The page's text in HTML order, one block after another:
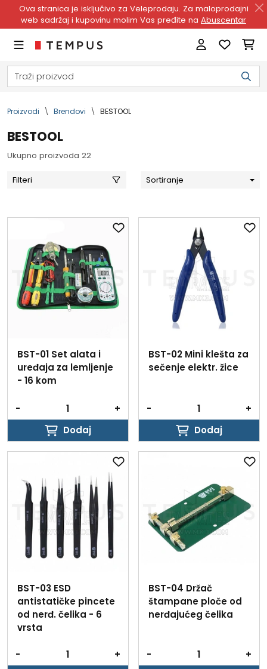
Ova stranica je isključivo za Veleprodaju. Za maloprodajni
web sadržaj i kupovinu molim Vas pređite na Abuscentar
Proizvodi Brendovi BESTOOL
BESTOOL
Ukupno proizvoda 22
Filteri Sortiranje
BST-01 Set alata i
uređaja za lemljenje
- 16 kom
-
+
Dodaj
Dodaj
BST-02 Mini klešta za
sečenje elektr. žice
-
+
Dodaj
Dodaj
BST-03 ESD
antistatičke pincete
od nerđ. čelika - 6
vrsta
-
+
BST-04 Držač
štampane ploče od
nerđajućeg čelika
-
+